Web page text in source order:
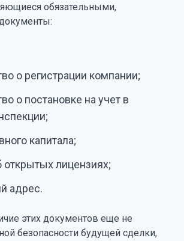
обязательными,
о регистрации компании;
о постановке на учет в
капитала;
открытых лицензиях;
адрес.
этих документов еще не
безопасности будущей сделки,